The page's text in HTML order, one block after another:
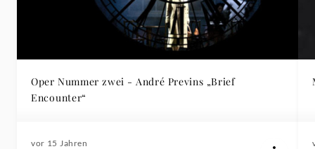
Oper Nummer zwei - André Previns „Brief
Encounter“
vor 15 Jahren